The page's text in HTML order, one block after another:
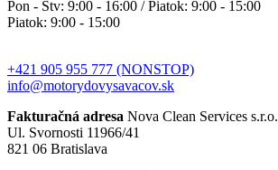
Pon - Štv: 9:00 - 16:00 / Piatok: 9:00 - 15:00
Piatok: 9:00 - 15:00
+421 905 955 777 (NONSTOP)
info@motorydovysavacov.sk
Fakturačná adresa Nova Clean Services s.r.o.
Ul. Svornosti 11966/41
821 06 Bratislava